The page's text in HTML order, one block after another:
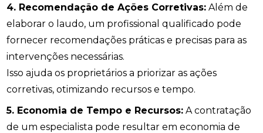
4. Recomendação de Ações Corretivas: Além de
elaborar o laudo, um profissional qualificado pode
fornecer recomendações práticas e precisas para as
intervenções necessárias.
Isso ajuda os proprietários a priorizar as ações
corretivas, otimizando recursos e tempo.
5. Economia de Tempo e Recursos: A contratação
de um especialista pode resultar em economia de